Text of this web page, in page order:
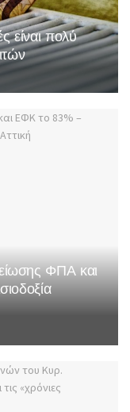
είναι πολύ
ΦΠΑ και